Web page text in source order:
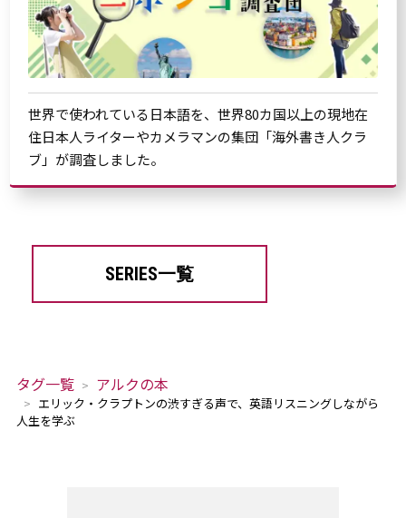
世界で使われている日本語を、世界80カ国以上の現地在
住日本人ライターやカメラマンの集団「海外書き人クラ
ブ」が調査しました。
SERIES一覧
タグ一覧 アルクの本
エリック・クラプトンの渋すぎる声で、英語リスニングしながら
人生を学ぶ